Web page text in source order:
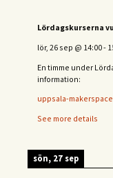
Lördagskurserna
lör, 26 sep @ 14:00-
En timme under
information:
uppsala-
See more details
sön, 27 sep